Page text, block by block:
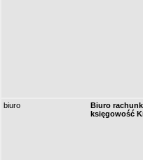
biuro
Biuro
księgowość